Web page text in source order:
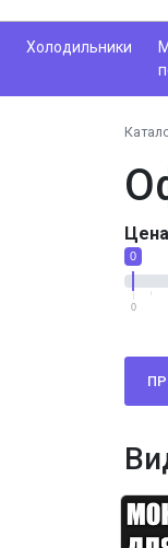
Холодильники
Цена
0
0